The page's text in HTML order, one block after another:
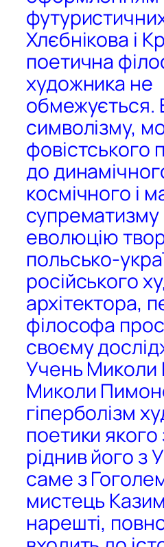
Хлєбнікова і
поетична
художника не
обмежується.
символізму,
фовістського
до
космічного і
супрематизму
еволюцію
польсько-
російського
архітектора,
філософа
своєму
Учень Миколи
Миколи
гіперболізм
поетики
ріднив його з
саме з
мистець
нарешті,